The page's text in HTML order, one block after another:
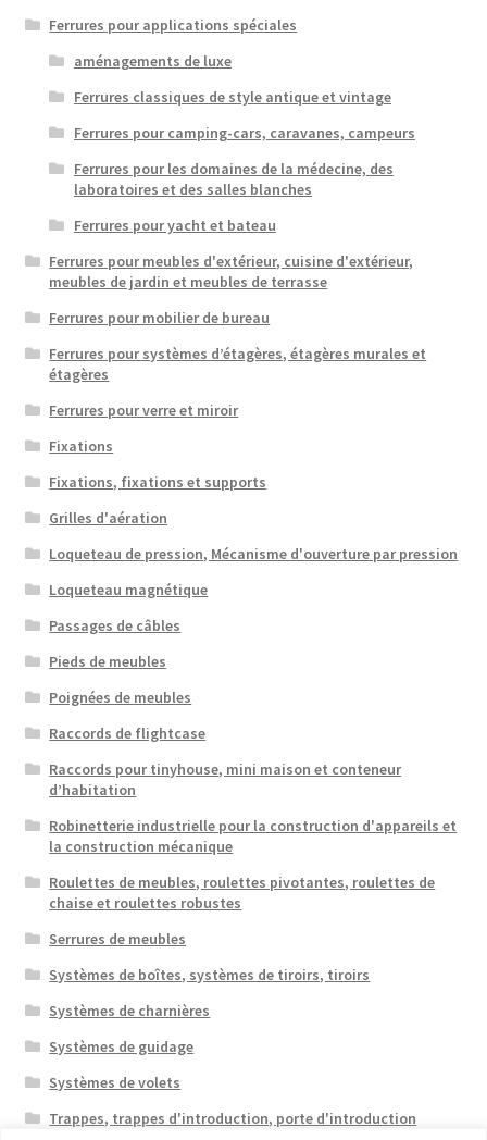
Ferrures pour applications spéciales
aménagements de luxe
Ferrures classiques de style antique et vintage
Ferrures pour camping-cars, caravanes, campeurs
Ferrures pour les domaines de la médecine, des
laboratoires et des salles blanches
Ferrures pour yacht et bateau
Ferrures pour meubles d'extérieur, cuisine d'extérieur,
meubles de jardin et meubles de terrasse
Ferrures pour mobilier de bureau
Ferrures pour systèmes d’étagères, étagères murales et
étagères
Ferrures pour verre et miroir
Fixations
Fixations, fixations et supports
Grilles d'aération
Loqueteau de pression, Mécanisme d'ouverture par pression
Loqueteau magnétique
Passages de câbles
Pieds de meubles
Poignées de meubles
Raccords de flightcase
Raccords pour tinyhouse, mini maison et conteneur
d’habitation
Robinetterie industrielle pour la construction d'appareils et
la construction mécanique
Roulettes de meubles, roulettes pivotantes, roulettes de
chaise et roulettes robustes
Serrures de meubles
Systèmes de boîtes, systèmes de tiroirs, tiroirs
Systèmes de charnières
Systèmes de guidage
Systèmes de volets
Trappes, trappes d'introduction, porte d'introduction